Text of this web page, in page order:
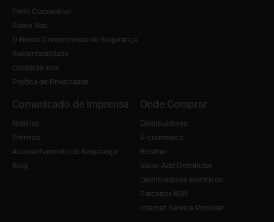
Perfil Corporativo
Sobre Nós
O Nosso Compromisso de Segurança
Sustentabilidade
Contacte-nos
Política de Privacidade
Comunicado de imprensa
Notícias
Prémios
Aconselhamento de Segurança
Blog
Onde Comprar
Distribuidores
E-commerce
Retalho
Value-Add Distributor
Distribuidores Electricos
Parceiros B2B
Internet Service Provider